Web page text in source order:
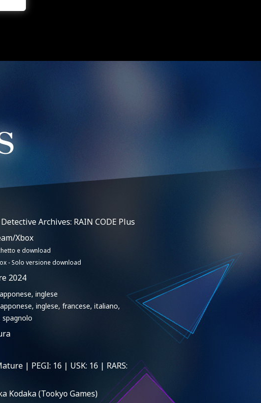
Archives: RAIN CODE Plus
Xbox
e download
- Solo versione download
2024
inglese
inglese, francese, italiano,
| PEGI: 16 | USK: 16 | RARS:
Kodaka (Tookyo Games)